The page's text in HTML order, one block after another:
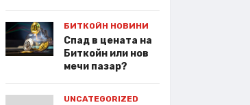
БИТКОЙН НОВИНИ
Спад в цената на
Биткойн или нов
мечи пазар?
UNCATEGORIZED